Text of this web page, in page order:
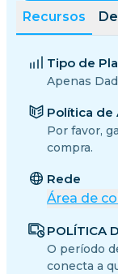
Recursos
Tipo de
Apenas
Política de
Por favor,
compra.
Rede
Área de
POLÍTICA
O período
conecta a